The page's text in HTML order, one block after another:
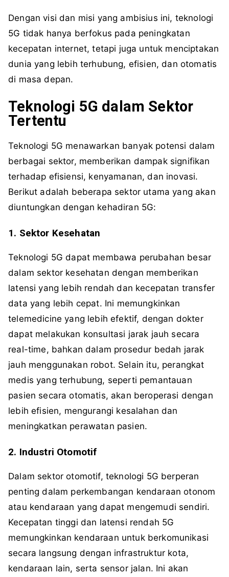
Dengan visi dan misi yang ambisius ini, teknologi
5G tidak hanya berfokus pada peningkatan
kecepatan internet, tetapi juga untuk menciptakan
dunia yang lebih terhubung, efisien, dan otomatis
di masa depan.
Teknologi 5G dalam Sektor
Tertentu
Teknologi 5G menawarkan banyak potensi dalam
berbagai sektor, memberikan dampak signifikan
terhadap efisiensi, kenyamanan, dan inovasi.
Berikut adalah beberapa sektor utama yang akan
diuntungkan dengan kehadiran 5G:
1. Sektor Kesehatan
Teknologi 5G dapat membawa perubahan besar
dalam sektor kesehatan dengan memberikan
latensi yang lebih rendah dan kecepatan transfer
data yang lebih cepat. Ini memungkinkan
telemedicine yang lebih efektif, dengan dokter
dapat melakukan konsultasi jarak jauh secara
real-time, bahkan dalam prosedur bedah jarak
jauh menggunakan robot. Selain itu, perangkat
medis yang terhubung, seperti pemantauan
pasien secara otomatis, akan beroperasi dengan
lebih efisien, mengurangi kesalahan dan
meningkatkan perawatan pasien.
2. Industri Otomotif
Dalam sektor otomotif, teknologi 5G berperan
penting dalam perkembangan kendaraan otonom
atau kendaraan yang dapat mengemudi sendiri.
Kecepatan tinggi dan latensi rendah 5G
memungkinkan kendaraan untuk berkomunikasi
secara langsung dengan infrastruktur kota,
kendaraan lain, serta sensor jalan. Ini akan